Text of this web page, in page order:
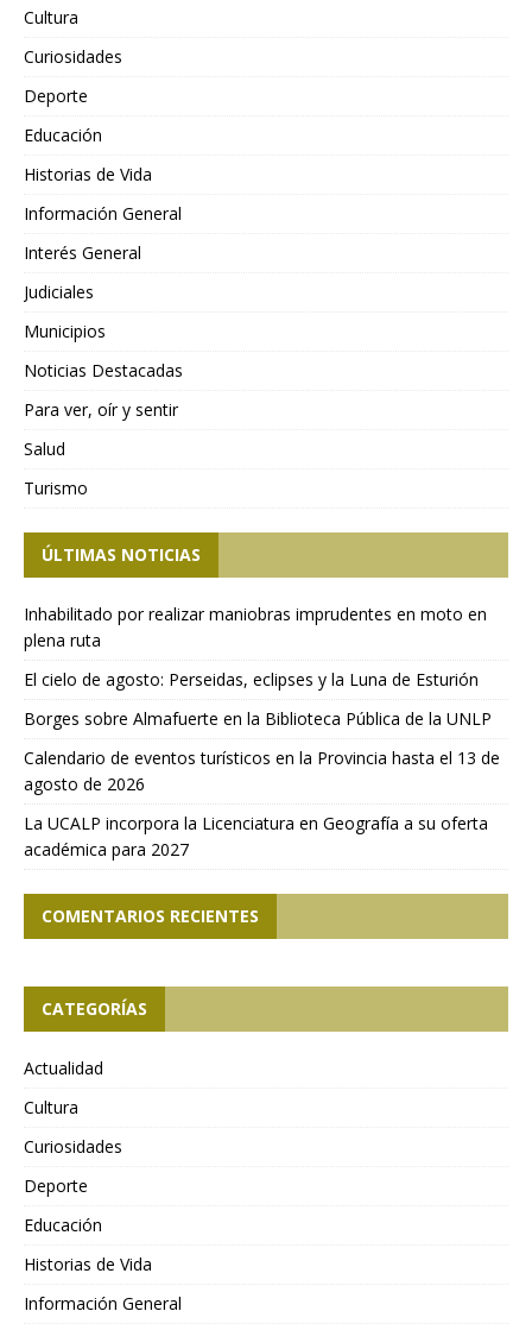
Cultura
Curiosidades
Deporte
Educación
Historias de Vida
Información General
Interés General
Judiciales
Municipios
Noticias Destacadas
Para ver, oír y sentir
Salud
Turismo
ÚLTIMAS NOTICIAS
Inhabilitado por realizar maniobras imprudentes en moto en
plena ruta
El cielo de agosto: Perseidas, eclipses y la Luna de Esturión
Borges sobre Almafuerte en la Biblioteca Pública de la UNLP
Calendario de eventos turísticos en la Provincia hasta el 13 de
agosto de 2026
La UCALP incorpora la Licenciatura en Geografía a su oferta
académica para 2027
COMENTARIOS RECIENTES
CATEGORÍAS
Actualidad
Cultura
Curiosidades
Deporte
Educación
Historias de Vida
Información General